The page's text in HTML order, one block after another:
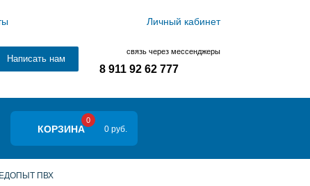
Личный кабинет
Написать нам
связь через мессенджеры
8 911 92 62 777
КОРЗИНА
0
0 руб.
ПВХ